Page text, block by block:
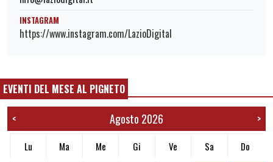
INSTAGRAM
https://www.instagram.com/LazioDigital
EVENTI DEL MESE AL PIGNETO
< Agosto 2026 >
Lu Ma Me Gi Ve Sa Do